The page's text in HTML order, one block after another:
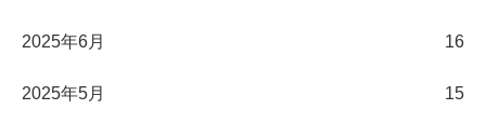
2025年6月 16
2025年5月 15